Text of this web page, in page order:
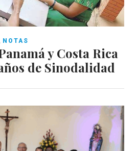
NOTAS
y Costa Rica
de Sinodalidad